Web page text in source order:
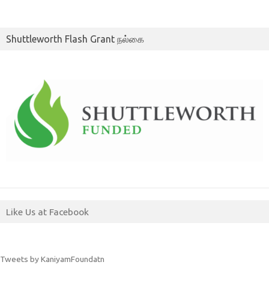
Shuttleworth Flash Grant நல்கை
Like Us at Facebook
Tweets by KaniyamFoundatn